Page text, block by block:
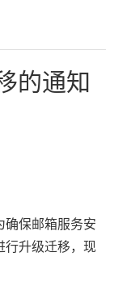
的通知
确保邮箱服务安
行升级迁移，现